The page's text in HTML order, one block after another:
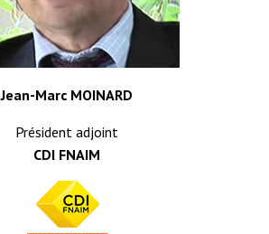
Jean-Marc MOINARD
Président adjoint
CDI FNAIM